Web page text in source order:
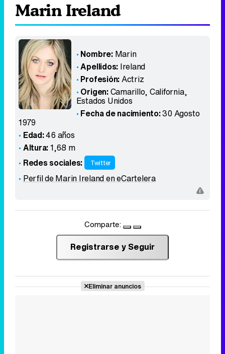
Marin Ireland
Nombre: Marin
Apellidos: Ireland
Profesión:Actriz
Origen:Camarillo, California,
Estados Unidos
Fecha de nacimiento:30 Agosto
1979
Edad:46 años
Altura:1,68 m
Redes sociales:
Twitter
Perfil de Marin Ireland en eCartelera
Comparte:
Registrarse y Seguir
Eliminar anuncios